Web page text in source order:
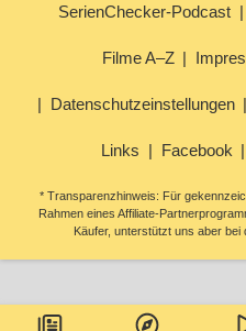
SerienChecker-Podcast
Filme A–Z
Datenschutzeinstellungen
Links Facebook
* Transparenzhinweis: Für
Rahmen eines Affiliate-
Käufer, unterstützt uns aber bei